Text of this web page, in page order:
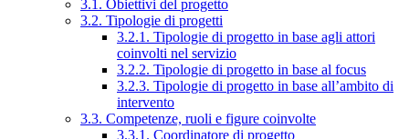
3.1. Obiettivi del progetto
3.2. Tipologie di progetti
3.2.1. Tipologie di progetto in base agli attori
coinvolti nel servizio
3.2.2. Tipologie di progetto in base al focus
3.2.3. Tipologie di progetto in base all’ambito di
intervento
3.3. Competenze, ruoli e figure coinvolte
3.3.1. Coordinatore di progetto